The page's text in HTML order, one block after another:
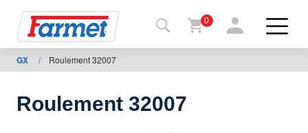
Retour
au site
Boutique
0
GX / Roulement 32007
Roulement 32007